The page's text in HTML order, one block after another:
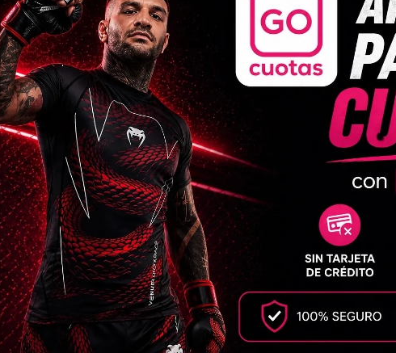
y en las mismas condiciones en que lo recibió.
original.
requerimos de la factura digital de la compra.
si están defectuosos.
encuentre en su estado original, esté dañado o falte una parte por
cualquier artículo que se devuelva luego de 30 días después de la
te contactaremos. También te notificaremos la aprobación o
o faltantes
primero verifica otra vez tu cuenta bancaria. Luego,
no has recibido tu reembolso, comunícate con nosotros.
al fabricante. Debe enviarse a la siguiente dirección:
lo cubriremos por única vez. Si usted desea cambiar nuevamente